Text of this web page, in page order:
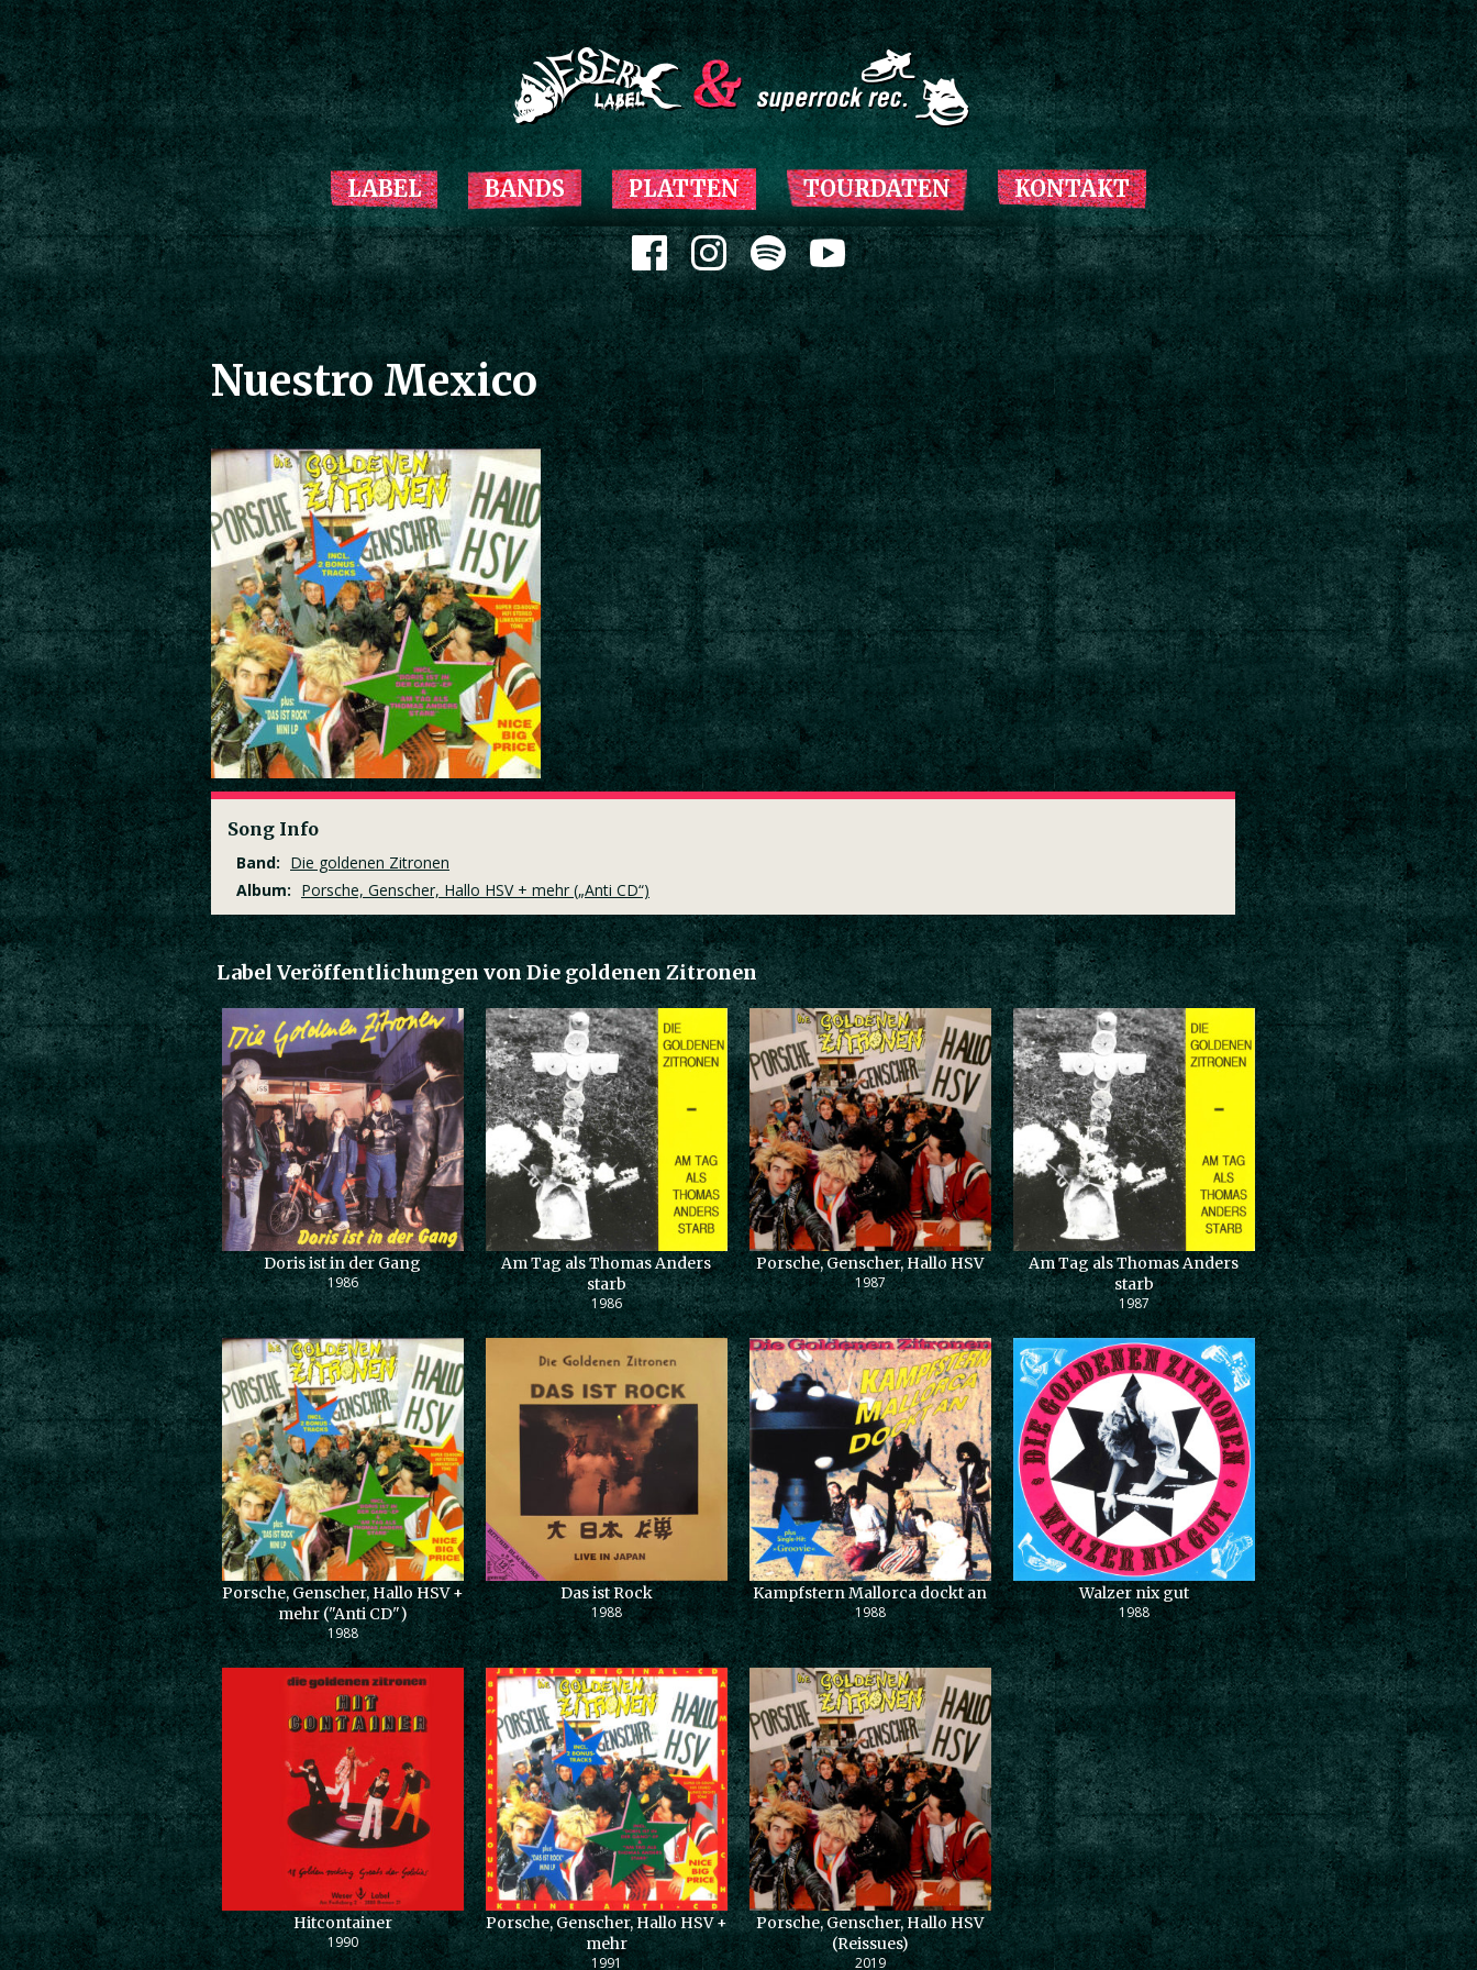
Zum Inhalt springen
LABEL BANDS PLATTEN TOURDATEN KONTAKT
Zum Inhalt springen
Nuestro Mexico
Song Info
Band: Die goldenen Zitronen
Album: Porsche, Genscher, Hallo HSV + mehr („Anti CD“)
Label Veröffentlichungen von Die goldenen Zitronen
Doris ist in der Gang
1986
Am Tag als Thomas Anders
starb
1986
Porsche, Genscher, Hallo HSV
1987
Am Tag als Thomas Anders
starb
1987
Porsche, Genscher, Hallo HSV +
mehr ("Anti CD")
1988
Das ist Rock
1988
Kampfstern Mallorca dockt an
1988
Walzer nix gut
1988
Hitcontainer
1990
Porsche, Genscher, Hallo HSV +
mehr
1991
Porsche, Genscher, Hallo HSV
(Reissues)
2019